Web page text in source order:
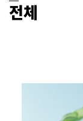
전체